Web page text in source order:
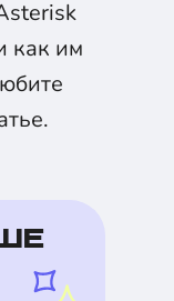
как им